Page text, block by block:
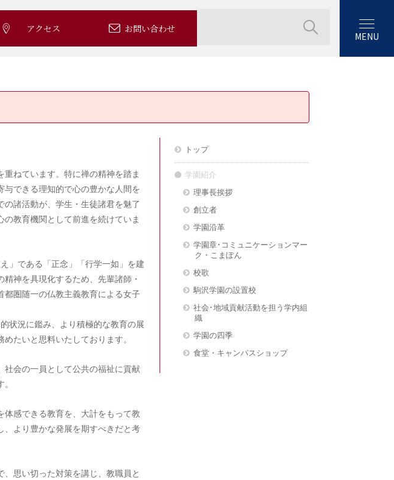
アクセス お問い合わせ
MENU
ねています。特に禅の精神を踏ま
与できる理知的で心の豊かな人間を
諸活動が、学生・生徒諸君を魅了
教育機関として前進を続けていま
」である「正念」「行学一如」を建
神を具現化するため、先輩諸師・
都圏随一の仏教主義教育による女子
状況に鑑み、より積極的な教育の展
たいと思料いたしております。
社会の一員として公共の福祉に貢献
感できる教育を、大計をもって教
、より豊かな発展を期すべきだと考
思い切った対策を講じ、教職員と
トップ
学園紹介
理事長挨拶
創立者
学園沿革
学園章･コミュニケーションマー
ク・こまぽん
校歌
駒沢学園の設置校
社会･地域貢献活動を担う学内組
織
学園の四季
食堂・キャンパスショップ